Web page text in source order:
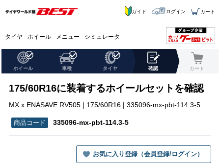
タイヤ ホイール メニュー シミュレータ
ガイド ログイン カート
ホイール 車種 タイヤ 確認 カート
175/60R16に装着するホイールセットを確認
MX x ENASAVE RV505 | 175/60R16 | 335096-mx-pbt-114.3-5
335096-mx-pbt-114.3-5
お気に入り登録（会員登録/ログイン）